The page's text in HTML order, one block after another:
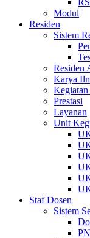
Modul
Residen
Sistem
Residen
Karya
Prestasi
Layanan
Unit
Staf Dosen
Sistem